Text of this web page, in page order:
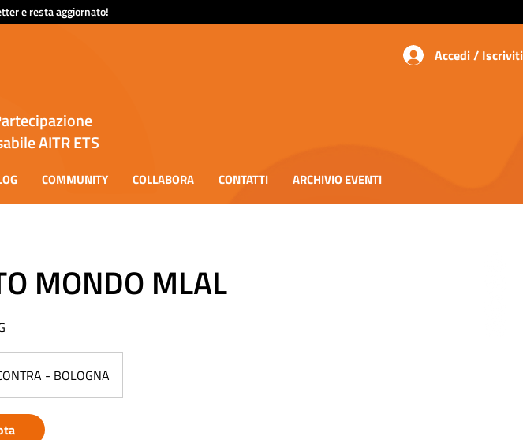
e resta aggiornato!
Accedi / Iscriviti
AITR ETS
COMMUNITY COLLABORA CONTATTI ARCHIVIO EVENTI
MONDO MLAL
- BOLOGNA